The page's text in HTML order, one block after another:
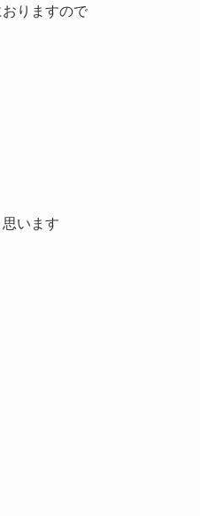
りますので
います